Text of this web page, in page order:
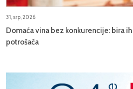
31, srp, 2026
Domaća vina bez konkurencije: bira
potrošača